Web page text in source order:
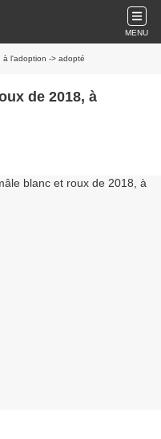
MENU
l'adoption -> adopté
de 2018, à